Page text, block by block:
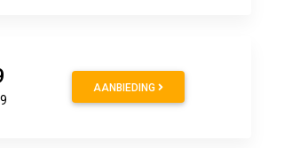
AANBIEDING